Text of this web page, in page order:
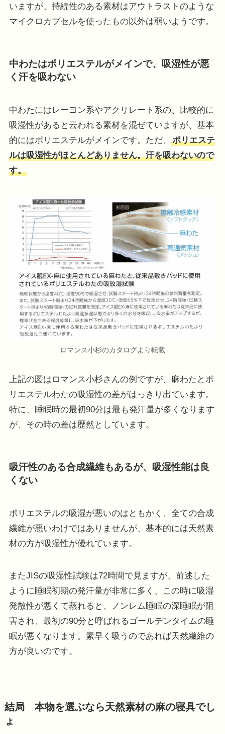
いますが、持続性のある素材はアウトラストのような
マイクロカプセルを使ったもの以外は弱いようです。
中わたはポリエステルがメインで、吸湿性が悪
く汗を吸わない
中わたにはレーヨン系やアクリレート系の、比較的に
吸湿性があると云われる素材を混ぜていますが、基本
的にはポリエステルがメインです。ただ、
ポリエステ
ルは吸湿性がほとんどありません。汗を吸わないので
す。
ロマンス小杉のカタログより転載
上記の図はロマンス小杉さんの例ですが、麻わたとポ
リエステルわたの吸湿性の差がはっきり出ています。
特に、睡眠時の最初90分は最も発汗量が多くなります
が、その時の差は歴然としています。
吸汗性のある合成繊維もあるが、吸湿性能は良
くない
ポリエステルの吸湿が悪いのはともかく、全ての合成
繊維が悪いわけではありませんが、基本的には天然素
材の方が吸湿性が優れています。
またJISの吸湿性試験は72時間で見ますが、前述した
ように睡眠初期の発汗量が非常に多く、この時に吸湿
発散性が悪くて蒸れると、ノンレム睡眠の深睡眠が阻
害され、最初の90分と呼ばれるゴールデンタイムの睡
眠が悪くなります。素早く吸うのであれば天然繊維の
方が良いのです。
結局 本物を選ぶなら天然素材の麻の寝具でし
ょ